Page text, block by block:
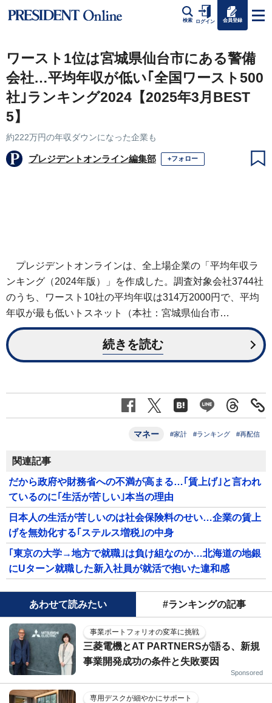
検索 ログイン 会員登録
ワースト1位は宮城県仙台市にある警備
会社…平均年収が低い｢全国ワースト500
社｣ランキング2024【2025年3月BEST
5】
約222万円の年収ダウンになった企業も
プレジデントオンライン編集部 +フォロー
プレジデントオンラインは、全上場企業の「平均年収ラ
ンキング（2024年版）」を作成した。調査対象会社3744社
のうち、ワースト10社の平均年収は314万2000円で、平均
年収が最も低いトスネット（本社：宮城県仙台市…
続きを読む
マネー #家計 #ランキング #再配信
関連記事
だから政府や財務省への不満が高まる…｢賃上げ｣と言われ
ているのに｢生活が苦しい｣本当の理由
日本人の生活が苦しいのは社会保険料のせい…企業の賃上
げを無効化する｢ステルス増税｣の中身
｢東京の大学→地方で就職｣は負け組なのか…北海道の地銀
にUターン就職した新入社員が就活で抱いた違和感
あわせて読みたい #ランキングの記事
事業ポートフォリオの変革に挑戦
三菱電機とAT PARTNERSが語る、新規
事業開発成功の条件と失敗要因
Sponsored
専用デスクが細やかにサポート